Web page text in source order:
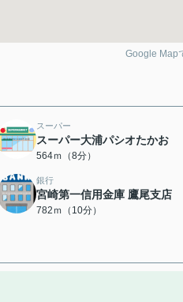
Google Map
スーパー
スーパー大浦パシオたかお
564ｍ（8分）
銀行
宮崎第一信用金庫 鷹尾支店
782ｍ（10分）